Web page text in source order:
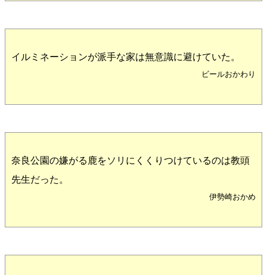
イルミネーションが派手な家は無意識に避けていた。
ビールおかわり
奈良公園の嫌がる鹿をソリにくくりつけているのは教頭
先生だった。
伊勢崎おかめ